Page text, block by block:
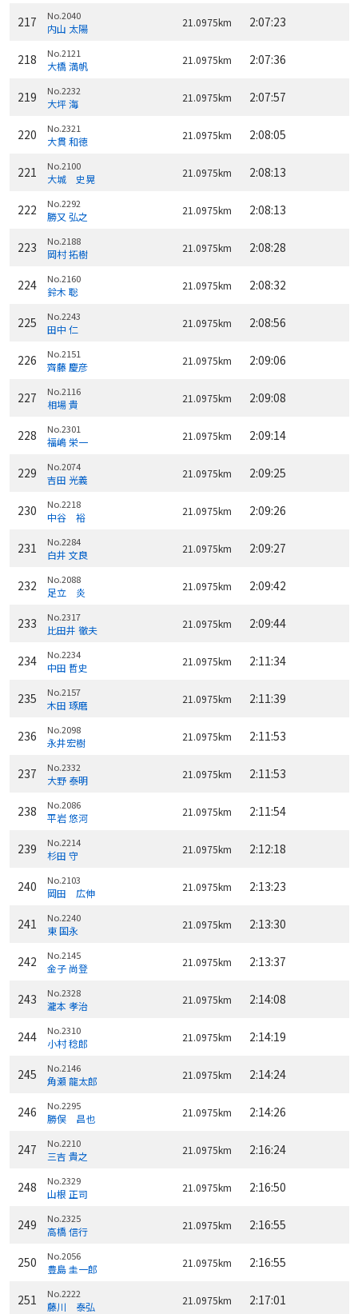
217 No.2040
内山 太陽 21.0975km 2:07:23
218 No.2121
大橋 満帆 21.0975km 2:07:36
219 No.2232
大坪 海 21.0975km 2:07:57
220 No.2321
大貫 和徳 21.0975km 2:08:05
221 No.2100
大城 史晃 21.0975km 2:08:13
222 No.2292
勝又 弘之 21.0975km 2:08:13
223 No.2188
岡村 拓樹 21.0975km 2:08:28
224 No.2160
鈴木 聡 21.0975km 2:08:32
225 No.2243
田中 仁 21.0975km 2:08:56
226 No.2151
齊藤 慶彦 21.0975km 2:09:06
227 No.2116
相場 貴 21.0975km 2:09:08
228 No.2301
福嶋 栄一 21.0975km 2:09:14
229 No.2074
吉田 光義 21.0975km 2:09:25
230 No.2218
中谷 裕 21.0975km 2:09:26
231 No.2284
白井 文良 21.0975km 2:09:27
232 No.2088
足立 炎 21.0975km 2:09:42
233 No.2317
比田井 徹夫 21.0975km 2:09:44
234 No.2234
中田 哲史 21.0975km 2:11:34
235 No.2157
木田 琢磨 21.0975km 2:11:39
236 No.2098
永井宏樹 21.0975km 2:11:53
237 No.2332
大野 泰明 21.0975km 2:11:53
238 No.2086
平岩 悠河 21.0975km 2:11:54
239 No.2214
杉田 守 21.0975km 2:12:18
240 No.2103
岡田 広伸 21.0975km 2:13:23
241 No.2240
東 国永 21.0975km 2:13:30
242 No.2145
金子 尚登 21.0975km 2:13:37
243 No.2328
瀧本 孝治 21.0975km 2:14:08
244 No.2310
小村 稔郎 21.0975km 2:14:19
245 No.2146
角瀬 龍太郎 21.0975km 2:14:24
246 No.2295
勝俣 昌也 21.0975km 2:14:26
247 No.2210
三吉 貴之 21.0975km 2:16:24
248 No.2329
山根 正司 21.0975km 2:16:50
249 No.2325
高橋 信行 21.0975km 2:16:55
250 No.2056
豊島 圭一郎 21.0975km 2:16:55
251 No.2222
藤川 泰弘 21.0975km 2:17:01